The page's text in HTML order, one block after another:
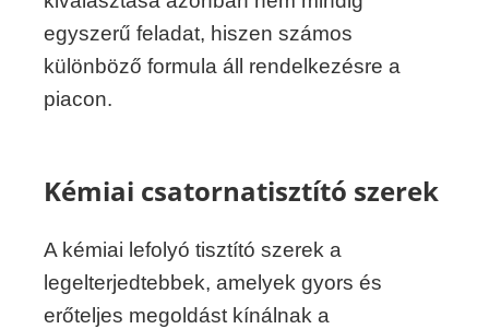
egyszerű feladat, hiszen számos
különböző formula áll rendelkezésre a
piacon.
Kémiai csatornatisztító szerek
A kémiai lefolyó tisztító szerek a
legelterjedtebbek, amelyek gyors és
erőteljes megoldást kínálnak a